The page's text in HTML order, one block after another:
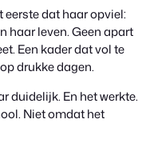
eerste dat haar opviel:
haar leven. Geen apart
Een kader dat vol te
drukke dagen.
duidelijk. En het werkte.
Niet omdat het